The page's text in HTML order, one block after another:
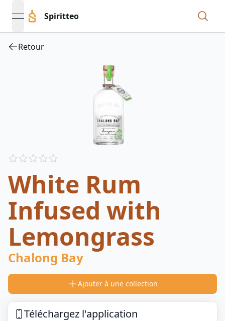
open navigation menu
Spiritteo
Retour
Reviews
White Rum
Infused with
Lemongrass
Chalong Bay
Ajouter à une collection
Téléchargez l'application